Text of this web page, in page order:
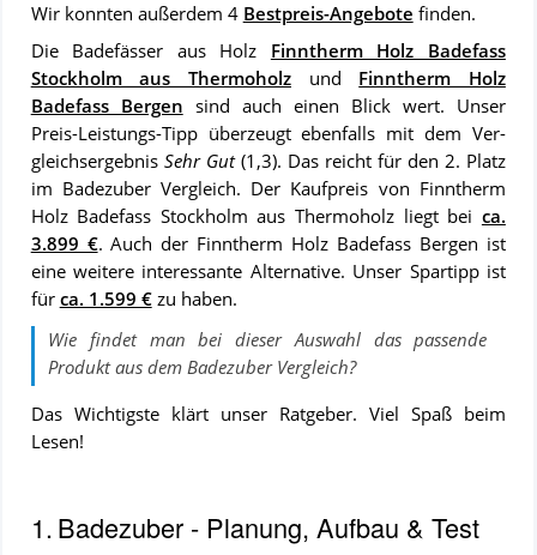
Wir konn­ten au­ßer­dem 4 Best­preis-An­ge­bo­te fin­den.
Die Badefässer aus Holz Finntherm Holz Badefass
Stockholm aus Thermoholzund Finntherm Holz
Badefass Bergen sind auch ei­nen Blick wert. Un­ser
Preis-Leis­tungs-Tipp über­zeugt ebenfalls mit dem Ver­
gleich­s­er­geb­nis Sehr Gut(1,3). Das reicht für den 2. Platz
im Badezuber Vergleich. Der Kauf­preis von Finntherm
Holz Badefass Stockholm aus Thermoholz liegt bei ca.
3.899 €. Auch der Finntherm Holz Badefass Bergen ist
eine wei­te­re in­ter­es­san­te Al­ter­na­ti­ve. Unser Spartipp ist
für ca. 1.599 €zu ha­ben.
Wie findet man bei dieser Auswahl das passende
Produkt aus demBadezuber Vergleich?
Das Wichtigste klärt unser Ratgeber. Viel Spaß beim
Lesen!
INHALTSVERZEICHNIS
1.Badezuber - Planung, Aufbau & Test